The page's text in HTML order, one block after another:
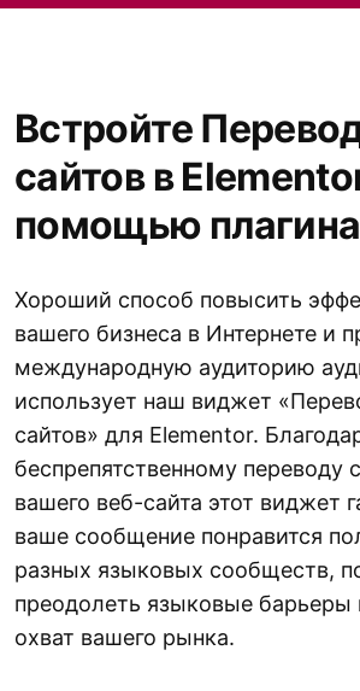
Встройте
сайтов в
помощью
Хороший способ повысить
вашего бизнеса в Интернете и
международную аудиторию
использует наш виджет
сайтов» для Elementor.
беспрепятственному переводу
вашего веб-сайта этот виджет
ваше сообщение понравится
разных языковых сообществ,
преодолеть языковые барьеры
охват вашего рынка.